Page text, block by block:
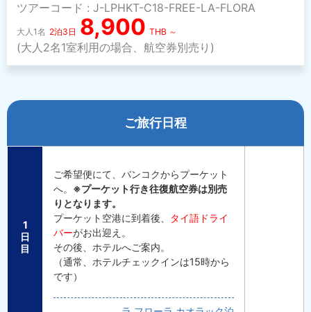
ツアーコード : J-LPHKT-C18-FREE-LA-FLORA
大人1名 2泊3日 8,900 THB ～
(大人2名1室利用の場合、航空券別売り)
ご旅行日程
1
日
目
ご希望便にて、バンコクからプーケット
へ。 ※プーケット行き往復航空券は別売
りとなります。
プーケット空港に到着後、
タイ語ドライ
バーがお出迎え。
その後、ホテルへご案内。
（通常、ホテルチェックインは15時から
です）